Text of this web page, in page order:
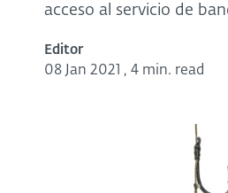
acceso al servicio de
Editor
08 Jan 2021 , 4 min. read